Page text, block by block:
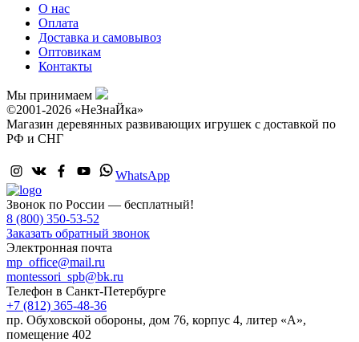
О нас
Оплата
Доставка и самовывоз
Оптовикам
Контакты
Мы принимаем
©2001-2026 «НеЗнаЙка»
Магазин деревянных развивающих игрушек с доставкой по
РФ и СНГ
WhatsApp
Звонок по России — бесплатный!
8 (800) 350-53-52
Заказать обратный звонок
Электронная почта
mp_office@mail.ru
montessori_spb@bk.ru
Телефон в Санкт-Петербурге
+7 (812) 365-48-36
пр. Обуховской обороны, дом 76, корпус 4, литер «А»,
помещение 402